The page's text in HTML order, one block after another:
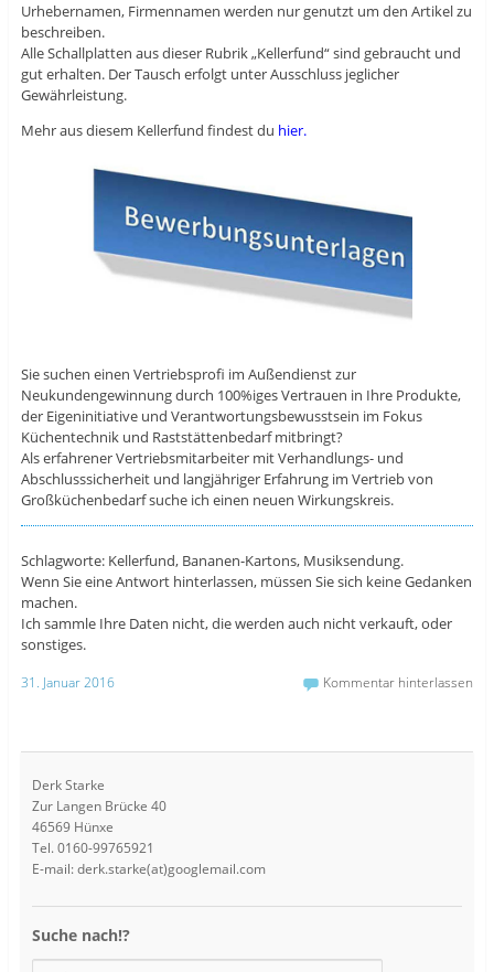
Urhebernamen, Firmennamen werden nur genutzt um den Artikel zu
beschreiben.
Alle Schallplatten aus dieser Rubrik „Kellerfund“ sind gebraucht und
gut erhalten. Der Tausch erfolgt unter Ausschluss jeglicher
Gewährleistung.
Mehr aus diesem Kellerfund findest du hier.
Sie suchen einen Vertriebsprofi im Außendienst zur
Neukundengewinnung durch 100%iges Vertrauen in Ihre Produkte,
der Eigeninitiative und Verantwortungsbewusstsein im Fokus
Küchentechnik und Raststättenbedarf mitbringt?
Als erfahrener Vertriebsmitarbeiter mit Verhandlungs- und
Abschlusssicherheit und langjähriger Erfahrung im Vertrieb von
Großküchenbedarf suche ich einen neuen Wirkungskreis.
Schlagworte: Kellerfund, Bananen-Kartons, Musiksendung.
Wenn Sie eine Antwort hinterlassen, müssen Sie sich keine Gedanken
machen.
Ich sammle Ihre Daten nicht, die werden auch nicht verkauft, oder
sonstiges.
31. Januar 2016 Kommentar hinterlassen
Derk Starke
Zur Langen Brücke 40
46569 Hünxe
Tel. 0160-99765921
E-mail: derk.starke(at)googlemail.com
Suche nach!?